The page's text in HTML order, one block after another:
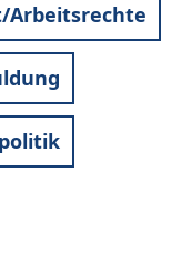
Arbeitsrechte